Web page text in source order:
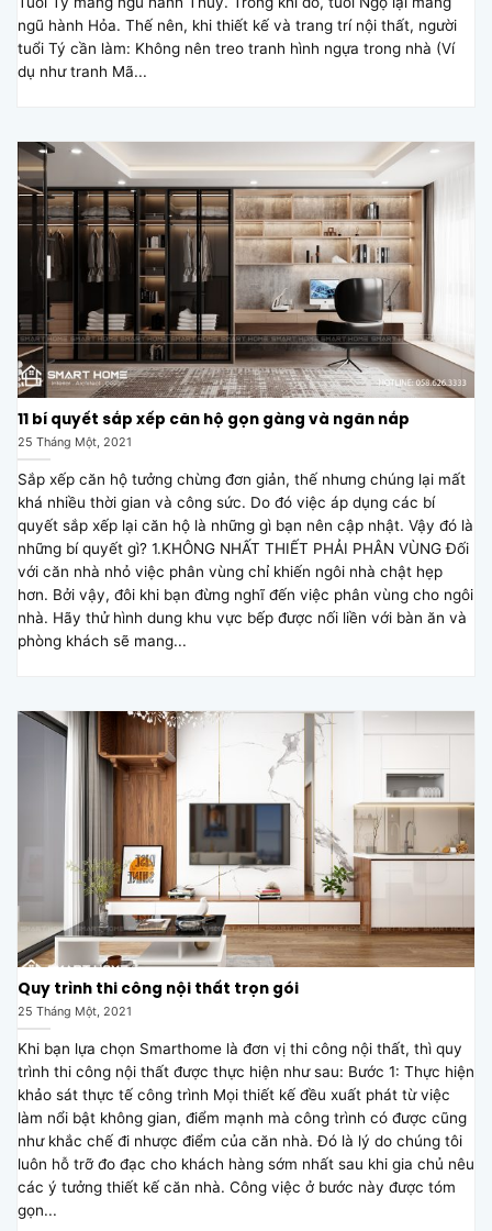
ngũ hành Hỏa. Thế nên, khi thiết kế và trang trí nội thất, người
tuổi Tý cần làm: Không nên treo tranh hình ngựa trong nhà (Ví
dụ như tranh Mã...
11 bí quyết sắp xếp căn hộ gọn gàng và ngăn nắp
25 Tháng Một, 2021
Sắp xếp căn hộ tưởng chừng đơn giản, thế nhưng chúng lại mất
khá nhiều thời gian và công sức. Do đó việc áp dụng các bí
quyết sắp xếp lại căn hộ là những gì bạn nên cập nhật. Vậy đó là
những bí quyết gì? 1.KHÔNG NHẤT THIẾT PHẢI PHÂN VÙNG Đối
với căn nhà nhỏ việc phân vùng chỉ khiến ngôi nhà chật hẹp
hơn. Bởi vậy, đôi khi bạn đừng nghĩ đến việc phân vùng cho ngôi
nhà. Hãy thử hình dung khu vực bếp được nối liền với bàn ăn và
phòng khách sẽ mang...
Quy trình thi công nội thất trọn gói
25 Tháng Một, 2021
Khi bạn lựa chọn Smarthome là đơn vị thi công nội thất, thì quy
trình thi công nội thất được thực hiện như sau: Bước 1: Thực hiện
khảo sát thực tế công trình Mọi thiết kế đều xuất phát từ việc
làm nổi bật không gian, điểm mạnh mà công trình có được cũng
như khắc chế đi nhược điểm của căn nhà. Đó là lý do chúng tôi
luôn hỗ trỡ đo đạc cho khách hàng sớm nhất sau khi gia chủ nêu
các ý tưởng thiết kế căn nhà. Công việc ở bước này được tóm
gọn...